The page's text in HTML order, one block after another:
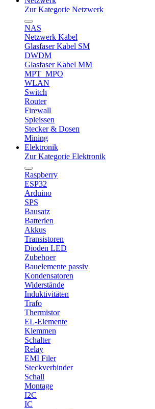
Zur Kategorie Netzwerk
NAS
Netzwerk Kabel
Glasfaser Kabel SM
DWDM
Glasfaser Kabel MM
MPT_MPO
WLAN
Switch
Router
Firewall
Spleissen
Stecker & Dosen
Mining
Elektronik
Zur Kategorie Elektronik
Raspberry
ESP32
Arduino
SPS
Bausatz
Batterien
Akkus
Transistoren
Dioden LED
Zubehoer
Bauelemente passiv
Kondensatoren
Widerstände
Induktivitäten
Trafo
Thermistor
EL-Elemente
Klemmen
Schalter
Relay
EMI Filer
Steckverbinder
Schall
Montage
I2C
IC